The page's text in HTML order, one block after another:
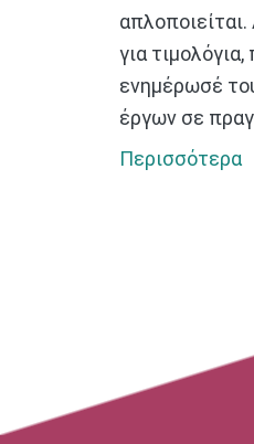
για
ενημέρωσέ
έργων σε
Περισσότερα